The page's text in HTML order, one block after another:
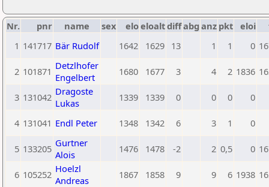
Nr. pnr name sex eloeloaltdiffabg anz pkt eloi
1 141717 Bär Rudolf 1642 1629 13 1 1 0
2 101871 Detzlhofer
Engelbert
1680 1677 3 4 2 1836
3 131042 Dragoste
Lukas
1339 1339 0 0 0 0
4 131041 Endl Peter 1348 1342 6 3 1 0
5 133205 Gurtner
Alois
1476 1478 -2 2 0,5 0
6 105252 Hoelzl
Andreas
1867 1858 9 9 6 1938